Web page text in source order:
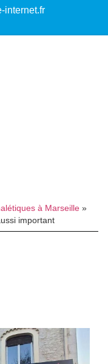
internet.fr
à Marseille »
important